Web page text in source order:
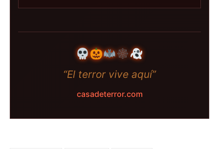
“El terror vive aquí”
casadeterror.com